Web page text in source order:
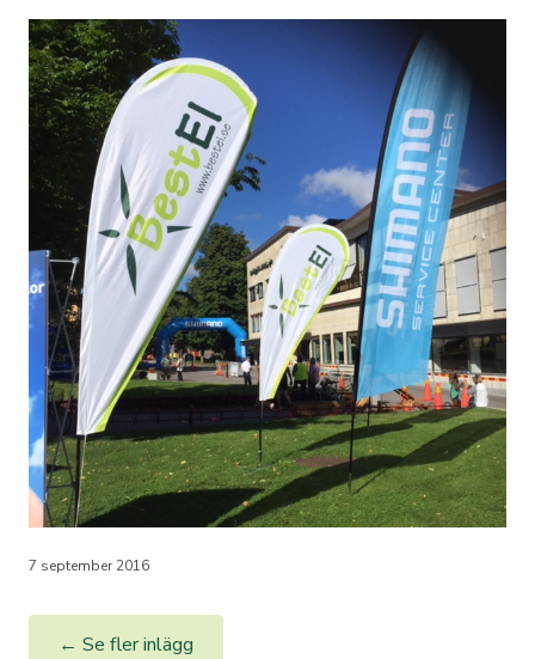
7 september 2016
← Se fler inlägg